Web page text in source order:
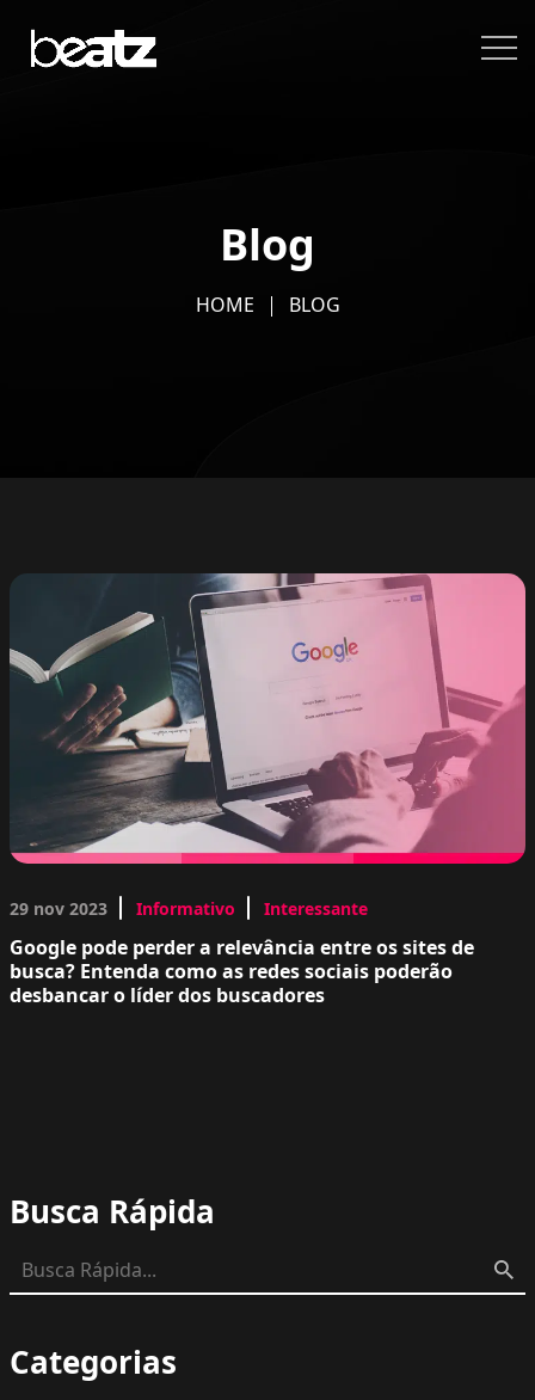
Blog
HOME BLOG
29 nov 2023 Informativo Interessante
Google pode perder a relevância entre os sites de
busca? Entenda como as redes sociais poderão
desbancar o líder dos buscadores
Busca Rápida
Categorias